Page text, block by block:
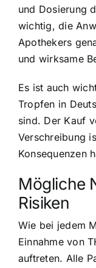
und Dosierung
wichtig, die
Apothekers
und wirksame
Es ist auch
Tropfen in
sind. Der Kauf
Verschreibung
Konsequenzen
Mögliche
Risiken
Wie bei jedem
Einnahme von
auftreten. Alle